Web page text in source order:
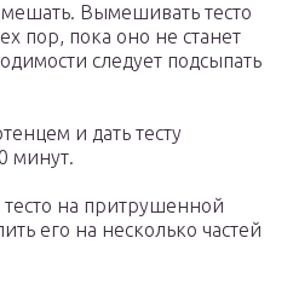
Вымешивать тесто
пор, пока оно не станет
следует подсыпать
и дать тесту
минут.
на притрушенной
его на несколько частей